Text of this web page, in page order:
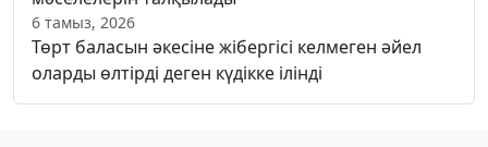
6 тамыз, 2026
Төрт баласын әкесіне жібергісі келмеген әйел
оларды өлтірді деген күдікке ілінді